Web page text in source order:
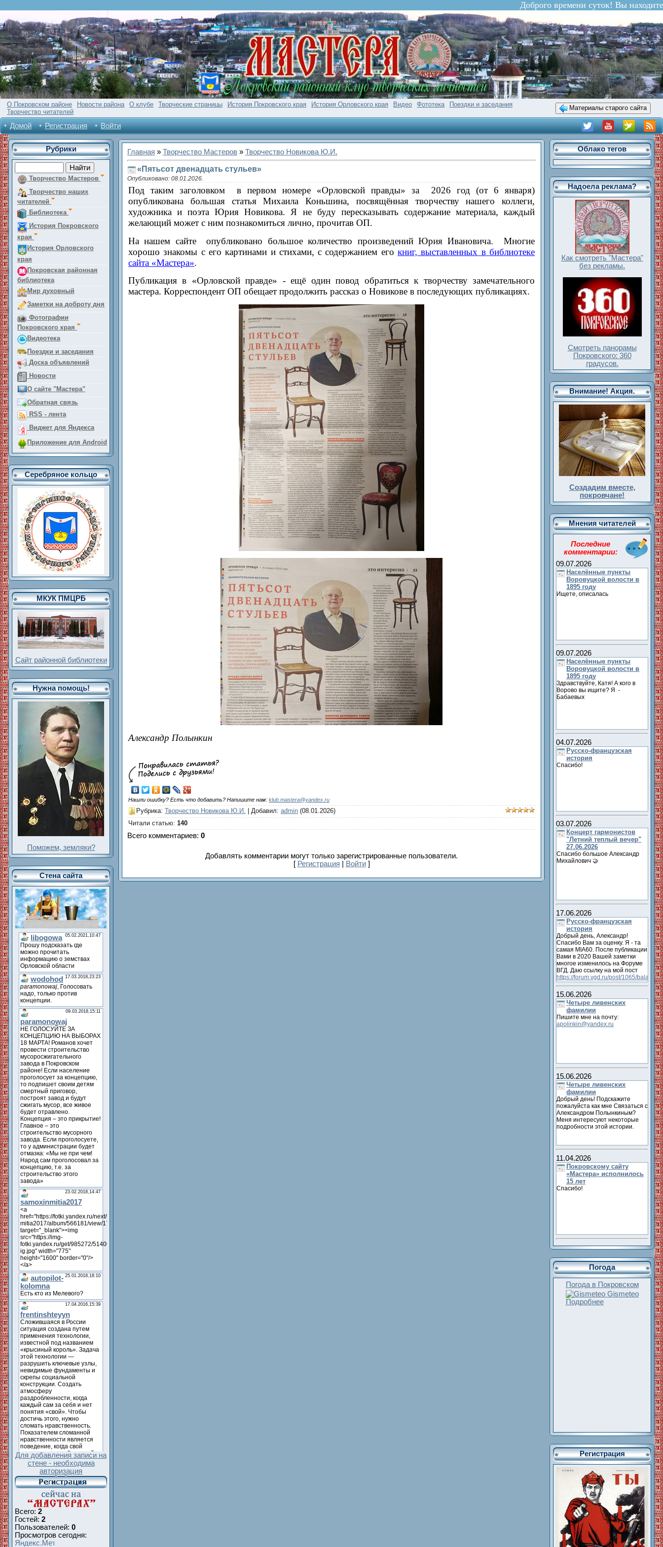
Доброго времени суток! Вы
О Покровском районе Новости района О клубе Творческие страницы История Покровского края История Орловского края Видео Фототека
Поездки и заседания
Творчество читателей
Материалы старого сайта
Домой Регистрация Войти
Рубрики
Творчество Мастеров
Творчество наших
читателей
Библиотека
История Покровского
края
История Орловского
края
Покровская районная
библиотека
Мир духовный
Заметки на доброту дня
Фотографии
Покровского края
Видеотека
Поездки и заседания
Доска объявлений
Новости
О сайте "Мастера"
Обратная связь
RSS - лента
Виджет для Яндекса
Приложение для Android
Серебряное кольцо
МКУК ПМЦРБ
Сайт районной библиотеки
Нужна помощь!
Поможем, земляки?
Стена сайта
Для добавления записи на
стене - необходима
авторизация
Всего: 2
Гостей: 2
Пользователей: 0
Просмотров сегодня:
Главная » Творчество Мастеров » Творчество Новикова Ю.И.
«Пятьсот двенадцать стульев»
Опубликовано: 08.01.2026.
Под таким заголовком в первом номере «Орловской правды» за 2026 год (от 6 января)
опубликована большая статья Михаила Коньшина, посвящённая творчеству нашего коллеги,
художника и поэта Юрия Новикова. Я не буду пересказывать содержание материала, каждый
желающий может с ним познакомиться лично, прочитав ОП.
На нашем сайте опубликовано большое количество произведений Юрия Ивановича. Многие
хорошо знакомы с его картинами и стихами, с содержанием егокниг, выставленных в библиотеке
сайта «Мастера».
Публикация в «Орловской правде» - ещё один повод обратиться к творчеству замечательного
мастера. Корреспондент ОП обещает продолжить рассказ о Новикове в последующих публикациях.
Александр Полынкин
Нашли ошибку? Есть что добавить? Напишите нам: klub.mastera@yandex.ru
Рубрика: Творчество Новикова Ю.И. Добавил: admin (08.01.2026)
Читали статью: 140
Всего комментариев: 0
Добавлять комментарии могут только зарегистрированные пользователи.
[ Регистрация Войти]
Облако тегов
Надоела реклама?
Как смотреть "Мастера"
без рекламы.
Смотреть панорамы
Покровского: 360
градусов.
Внимание! Акция.
Создадим вместе,
покровчане!
Мнения читателей
Последние
комментарии:
09.07.2026
Населённые пункты
Воровуцкой волости в
1895 году
Ищете, описалась
09.07.2026
Населённые пункты
Воровуцкой волости в
1895 году
Здравствуйте, Катя! А кого в
Ворово вы ищите? Я -
Бабаевых
04.07.2026
Русско-французская
история
Спасибо!
03.07.2026
Концерт гармонистов
"Летний теплый вечер"
27.06.2026
Спасибо большое Александр
Михайлович 🤝
17.06.2026
Русско-французская
история
Добрый день, Александр!
Спасибо Вам за оценку. Я - та
самая MIA60. После публикации
Вами в 2020 Вашей заметки
многое изменилось на Форуме
ВГД. Даю ссылку на мой пост
https://forum.vgd.ru/post/1065/
Отец Ахилла Виаллата
официально женился на
Габриэль-Анне-Марии Ренго -
сестре жены художника Клода
Монэ. И определены родители
Вашего героя Ивана
Александровича Глебова
15.06.2026
Четыре ливенских
фамилии
Пишите мне на почту:
apolinkin@yandex.ru
15.06.2026
Четыре ливенских
фамилии
Добрый день! Подскажите
пожалуйста как мне Связаться с
Александром Полынкиным?
Меня интересуют некоторые
подробности этой истории.
11.04.2026
Покровскому сайту
«Мастера» исполнилось
15 лет
Спасибо!
Погода
Погода в Покровском
Gismeteo
Подробнее
Регистрация